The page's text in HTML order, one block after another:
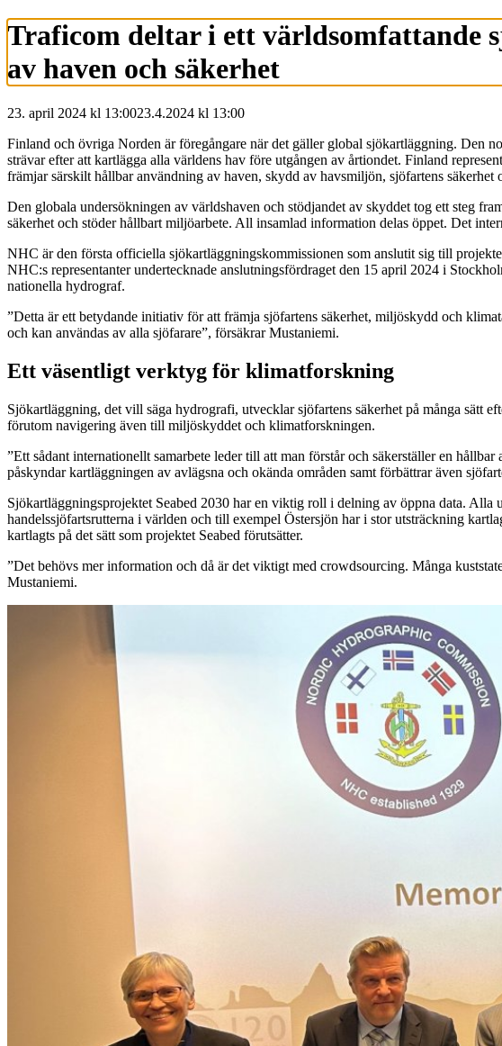
Traficom deltar i ett världsomfattande
av haven och säkerhet
23. april 2024 kl 13:0023.4.2024 kl 13:00
Finland och övriga Norden är föregångare när det gäller global sjökartläggning. Den
strävar efter att kartlägga alla världens hav före utgången av årtiondet. Finland
främjar särskilt hållbar användning av haven, skydd av havsmiljön, sjöfartens säkerhet
Den globala undersökningen av världshaven och stödjandet av skyddet tog ett steg
säkerhet och stöder hållbart miljöarbete. All insamlad information delas öppet. Det
NHC är den första officiella sjökartläggningskommissionen som anslutit sig till
NHC:s representanter undertecknade anslutningsfördraget den 15 april 2024 i
nationella hydrograf.
”Detta är ett betydande initiativ för att främja sjöfartens säkerhet, miljöskydd och
och kan användas av alla sjöfarare”, försäkrar Mustaniemi.
Ett väsentligt verktyg för klimatforskning
Sjökartläggning, det vill säga hydrografi, utvecklar sjöfartens säkerhet på många sätt
förutom navigering även till miljöskyddet och klimatforskningen.
”Ett sådant internationellt samarbete leder till att man förstår och säkerställer en
påskyndar kartläggningen av avlägsna och okända områden samt förbättrar även
Sjökartläggningsprojektet Seabed 2030 har en viktig roll i delning av öppna data.
handelssjöfartsrutterna i världen och till exempel Östersjön har i stor utsträckning
kartlagts på det sätt som projektet Seabed förutsätter.
”Det behövs mer information och då är det viktigt med crowdsourcing. Många
Mustaniemi.